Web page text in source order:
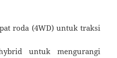
roda (4WD) untuk traksi
untuk mengurangi